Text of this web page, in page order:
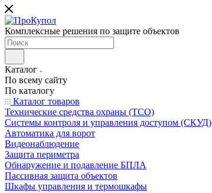
Комплексные решения по защите объектов
Каталог
По всему сайту
По каталогу
Каталог товаров
Технические средства охраны (ТСО)
Системы контроля и управления доступом (СКУД)
Автоматика для ворот
Видеонаблюдение
Защита периметра
Обнаружение и подавление БПЛА
Пассивная защита объектов
Шкафы управления и термошкафы